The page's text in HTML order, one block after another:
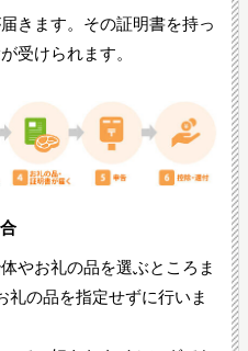
きます。その証明書を持っ
受けられます。
やお礼の品を選ぶところま
礼の品を指定せずに行いま